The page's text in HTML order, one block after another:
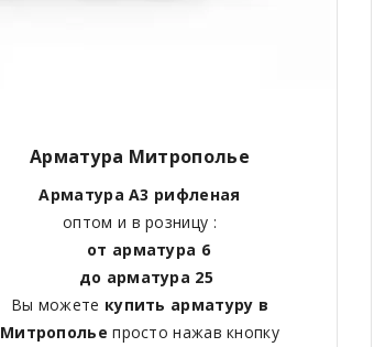
Арматура Митрополье
Арматура А3 рифленая
оптом и в розницу :
от арматура 6
до арматура 25
Вы можете купить арматуру в
Митропольепросто нажав кнопку